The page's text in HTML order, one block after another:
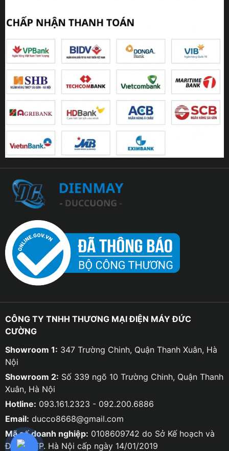
CÔNG TY TNHH THƯƠNG MẠI ĐIỆN MÁY ĐỨC
CƯỜNG
Showroom 1: 347 Trường Chinh, Quận Thanh Xuân, Hà
Nội
Showroom 2: Số 339 ngõ 10 Trường Chinh, Quận Thanh
Xuân, Hà Nội
Hotline: 093.161.2323 - 092.200.6886
Email: ducco8668@gmail.com
Mã số doanh nghiệp: 0108609742 do Sở Kế hoạch và
Đầu tư TP. Hà Nội cấp ngày 14/01/2019